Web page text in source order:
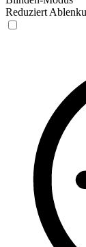
Reduziert